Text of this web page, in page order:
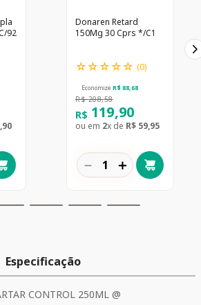
92
,90
Donaren Retard
150Mg 30 Cprs */C1
☆☆☆☆☆ (0)
Economize R$ 88,68
R$ 208,58
R$ 119,90
ou em 2x de R$ 59,95
＋
－
Especificação
CONTROL 250ML @